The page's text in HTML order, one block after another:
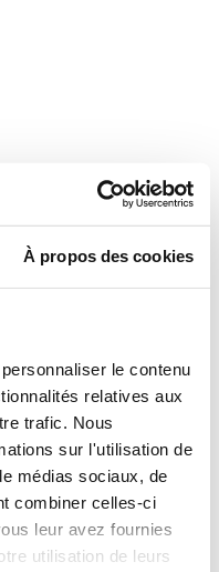
À propos des cookies
le contenu
relatives aux
trafic. Nous
sur l'utilisation de
médias sociaux, de
combiner celles-ci
leur avez fournies
utilisation de leurs